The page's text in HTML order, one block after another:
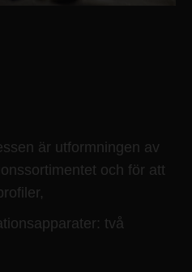
är utformningen av
och för att
två